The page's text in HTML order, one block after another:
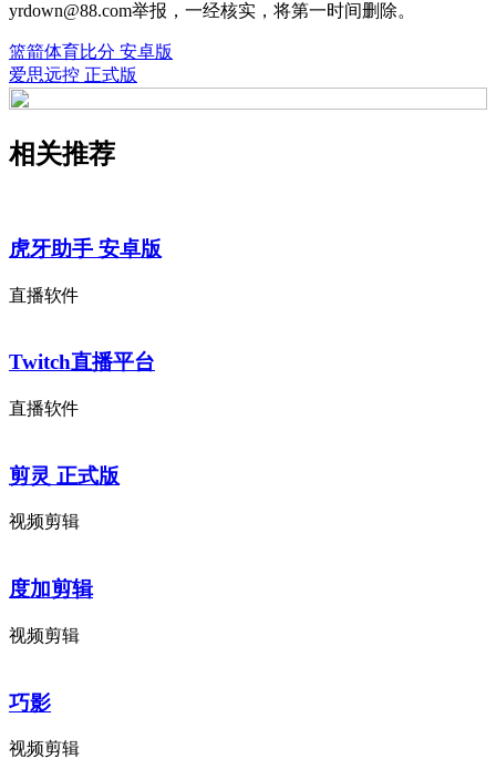
yrdown@88.com举报，一经核实，将第一时间删除。
篮箭体育比分 安卓版
爱思远控 正式版
相关推荐
虎牙助手 安卓版
直播软件
Twitch直播平台
直播软件
剪灵 正式版
视频剪辑
度加剪辑
视频剪辑
巧影
视频剪辑